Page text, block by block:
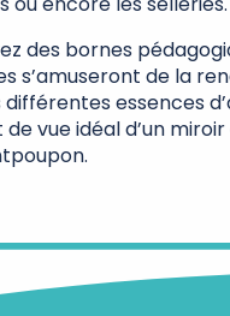
des bornes
s’amuseront de la
différentes essences
vue idéal d’un